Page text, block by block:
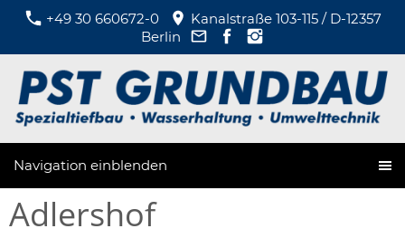
+49 30 660672-0
Kanalstraße 103-115 / D-12357
Berlin
Navigation einblenden
Adlershof